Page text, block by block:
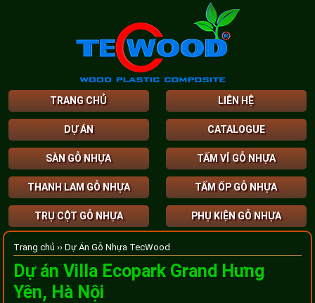
TRANG CHỦ LIÊN HỆ
DỰ ÁN CATALOGUE
SÀN GỖ NHỰA TẤM VỈ GỖ NHỰA
THANH LAM GỖ NHỰA TẤM ỐP GỖ NHỰA
TRỤ CỘT GỖ NHỰA PHỤ KIỆN GỖ NHỰA
Trang chủ ›› Dự Án Gỗ Nhựa TecWood
Dự án Villa Ecopark Grand Hưng
Yên, Hà Nội